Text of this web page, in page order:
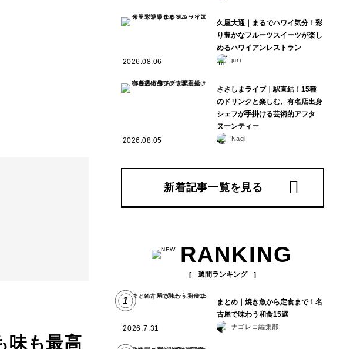
味も最高
2026.08.06
久屋大通｜まるでハワイ気分！彩
り豊かなフルーツスイーツが楽し
めるハワイアンレストラン
juri
2026.08.05
ささしまライブ｜駅直結！15種
のドリンクと楽しむ、有名店出身
シェフが手掛ける芸術的アフタ
ヌーンティー
Nagi
新着記事一覧を見る
RANKING
週間ランキング
1
2026.7.31
まとめ｜焼き魚から定食まで！名
古屋で味わう和食15選
ナゴレコ編集部